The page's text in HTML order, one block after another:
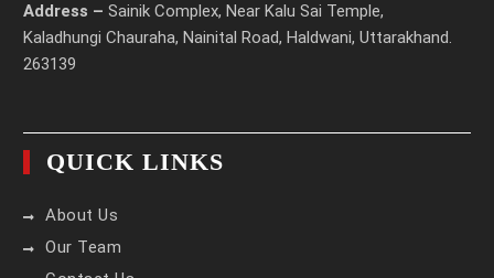
Address – Sainik Complex, Near Kalu Sai Temple,
Kaladhungi Chauraha, Nainital Road, Haldwani, Uttarakhand.
263139
QUICK LINKS
About Us
Our Team